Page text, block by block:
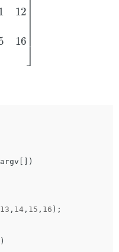
argv [])
13 , 14 , 15 , 16 );
)